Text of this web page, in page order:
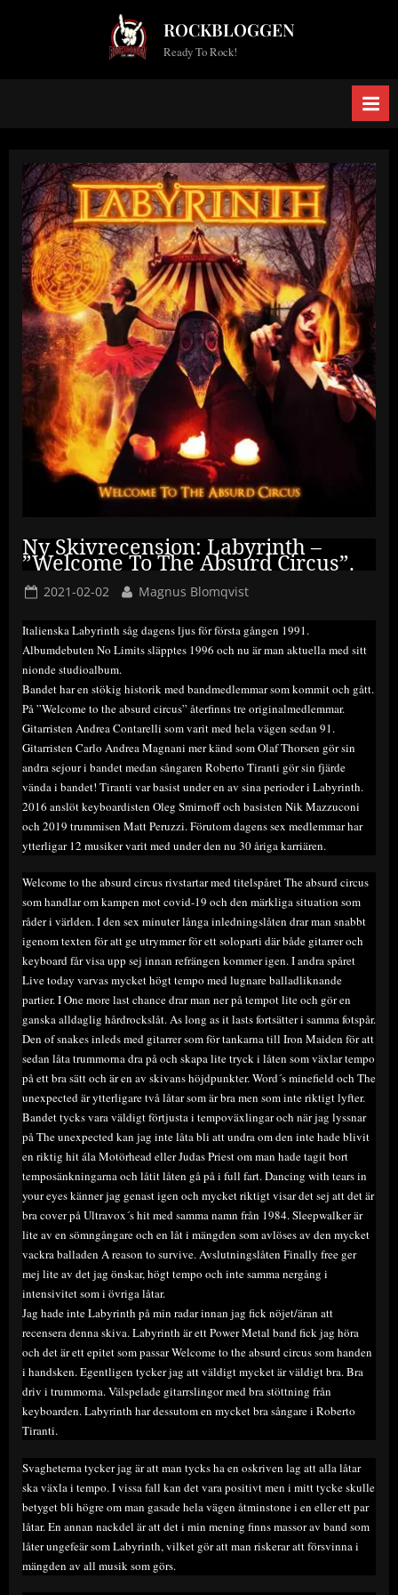
ROCKBLOGGEN
Ready To Rock!
Ny Skivrecension: Labyrinth –
”Welcome To The Absurd Circus”.
Posted
2021-02-02 By
Magnus Blomqvist
Italienska Labyrinth såg dagens ljus för första gången 1991.
Albumdebuten No Limits släpptes 1996 och nu är man aktuella med sitt
nionde studioalbum.
Bandet har en stökig historik med bandmedlemmar som kommit och gått.
På ”Welcome to the absurd circus” återfinns tre originalmedlemmar.
Gitarristen Andrea Contarelli som varit med hela vägen sedan 91.
Gitarristen Carlo Andrea Magnani mer känd som Olaf Thorsen gör sin
andra sejour i bandet medan sångaren Roberto Tiranti gör sin fjärde
vända i bandet! Tiranti var basist under en av sina perioder i Labyrinth.
2016 anslöt keyboardisten Oleg Smirnoff och basisten Nik Mazzuconi
och 2019 trummisen Matt Peruzzi. Förutom dagens sex medlemmar har
ytterligar 12 musiker varit med under den nu 30 åriga karriären.
Welcome to the absurd circus rivstartar med titelspåret The absurd circus
som handlar om kampen mot covid-19 och den märkliga situation som
råder i världen. I den sex minuter långa inledningslåten drar man snabbt
igenom texten för att ge utrymmer för ett soloparti där både gitarrer och
keyboard får visa upp sej innan refrängen kommer igen. I andra spåret
Live today varvas mycket högt tempo med lugnare balladliknande
partier. I One more last chance drar man ner på tempot lite och gör en
ganska alldaglig hårdrockslåt. As long as it lasts fortsätter i samma fotspår.
Den of snakes inleds med gitarrer som för tankarna till Iron Maiden för att
sedan låta trummorna dra på och skapa lite tryck i låten som växlar tempo
på ett bra sätt och är en av skivans höjdpunkter. Word´s minefield och The
unexpected är ytterligare två låtar som är bra men som inte riktigt lyfter.
Bandet tycks vara väldigt förtjusta i tempoväxlingar och när jag lyssnar
på The unexpected kan jag inte låta bli att undra om den inte hade blivit
en riktig hit ála Motörhead eller Judas Priest om man hade tagit bort
temposänkningarna och låtit låten gå på i full fart. Dancing with tears in
your eyes känner jag genast igen och mycket riktigt visar det sej att det är
bra cover på Ultravox´s hit med samma namn från 1984. Sleepwalker är
lite av en sömngångare och en låt i mängden som avlöses av den mycket
vackra balladen A reason to survive. Avslutningslåten Finally free ger
mej lite av det jag önskar, högt tempo och inte samma nergång i
intensivitet som i övriga låtar.
Jag hade inte Labyrinth på min radar innan jag fick nöjet/äran att
recensera denna skiva. Labyrinth är ett Power Metal band fick jag höra
och det är ett epitet som passar Welcome to the absurd circus som handen
i handsken. Egentligen tycker jag att väldigt mycket är väldigt bra. Bra
driv i trummorna. Välspelade gitarrslingor med bra stöttning från
keyboarden. Labyrinth har dessutom en mycket bra sångare i Roberto
Tiranti.
Svagheterna tycker jag är att man tycks ha en oskriven lag att alla låtar
ska växla i tempo. I vissa fall kan det vara positivt men i mitt tycke skulle
betyget bli högre om man gasade hela vägen åtminstone i en eller ett par
låtar. En annan nackdel är att det i min mening finns massor av band som
låter ungefeär som Labyrinth, vilket gör att man riskerar att försvinna i
mängden av all musik som görs.